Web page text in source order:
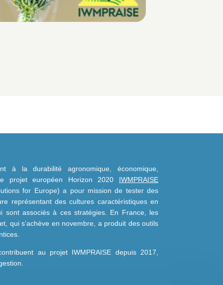
la durabilité agronomique, économique,
projet européen Horizon 2020 IWMPRAISE
for Europe) a pour mission de tester des
représentant des cultures caractéristiques en
sont associés à ces stratégies. En France, les
qui s’achève en novembre, a produit des outils
au projet IWMPRAISE depuis 2017,